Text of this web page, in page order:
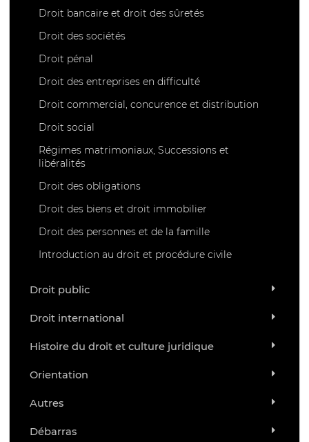
Droit bancaire et droit des sûretés
Droit des sociétés
Droit pénal
Droit des entreprises en difficulté
Droit commercial, concurence et distribution
Droit social
Régimes matrimoniaux, Successions et
libéralités
Droit des obligations
Droit des biens et droit immobilier
Droit des personnes et de la famille
Introduction au droit et procédure civile
Droit public
Droit international
Histoire du droit et culture juridique
Orientation
Autres
Débarras